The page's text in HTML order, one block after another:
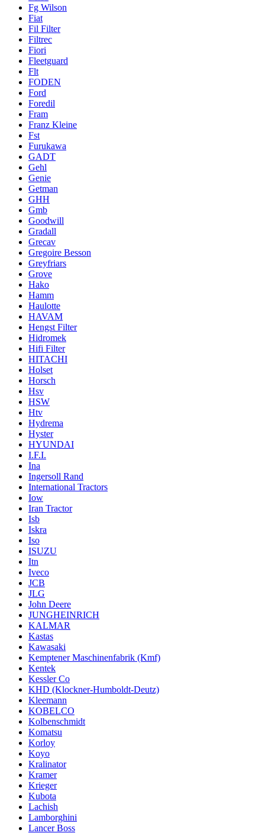
Fg Wilson
Fiat
Fil Filter
Filtrec
Fiori
Fleetguard
Flt
FODEN
Ford
Foredil
Fram
Franz Kleine
Fst
Furukawa
GADT
Gehl
Genie
Getman
GHH
Gmb
Goodwill
Gradall
Grecav
Gregoire Besson
Greyfriars
Grove
Hako
Hamm
Haulotte
HAVAM
Hengst Filter
Hidromek
Hifi Filter
HITACHI
Holset
Horsch
Hsv
HSW
Htv
Hydrema
Hyster
HYUNDAI
I.F.I.
Ina
Ingersoll Rand
International Tractors
Iow
Iran Tractor
Isb
Iskra
Iso
ISUZU
Itn
Iveco
JCB
JLG
John Deere
JUNGHEINRICH
KALMAR
Kastas
Kawasaki
Kemptener Maschinenfabrik (Kmf)
Kentek
Kessler Co
KHD (Klockner-Humboldt-Deutz)
Kleemann
KOBELCO
Kolbenschmidt
Komatsu
Korloy
Koyo
Kralinator
Kramer
Krieger
Kubota
Lachish
Lamborghini
Lancer Boss